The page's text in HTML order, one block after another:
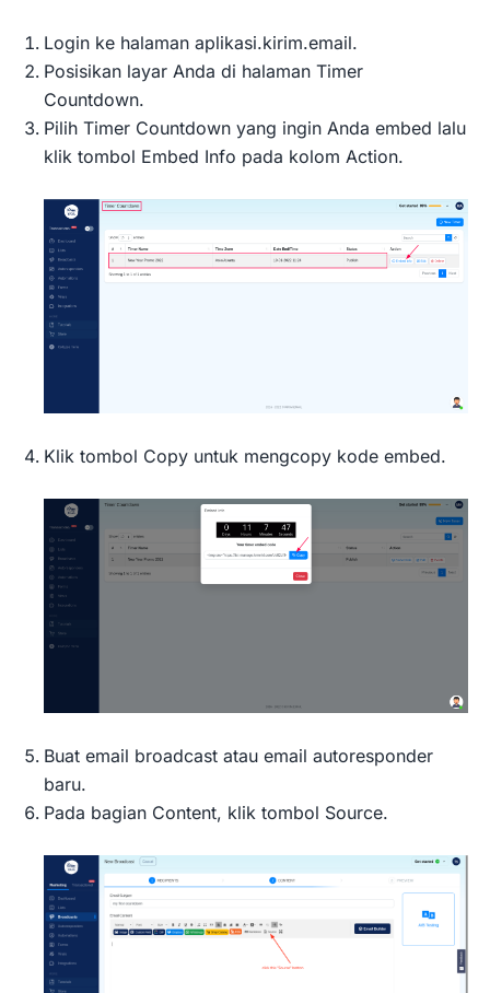
Login ke halaman aplikasi.kirim.email.
Posisikan layar Anda di halaman Timer
Countdown.
Pilih Timer Countdown yang ingin Anda embed lalu
klik tombol Embed Info pada kolom Action.
Klik tombol Copy untuk mengcopy kode embed.
Buat email broadcast atau email autoresponder
baru.
Pada bagian Content, klik tombol Source.